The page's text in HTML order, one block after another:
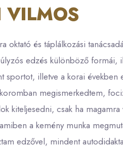
VILMOS
oktató és táplálkozási
edzés különböző formái,
sportot, illetve a korai
megismerkedtem,
kiteljesedni, csak ha
a kemény munka
edzővel, mindent